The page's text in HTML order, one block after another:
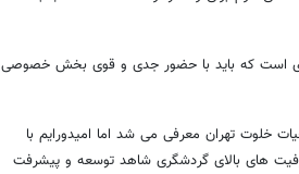
است که باید با حضور جدی و قوی بخش خصوصی
خلوت تهران معرفی می شد اما امیدورایم با
های بالای گردشگری شاهد توسعه و پیشرفت